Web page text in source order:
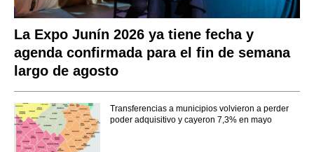
La Expo Junín 2026 ya tiene fecha y
agenda confirmada para el fin de semana
largo de agosto
Transferencias a municipios volvieron a perder
poder adquisitivo y cayeron 7,3% en mayo